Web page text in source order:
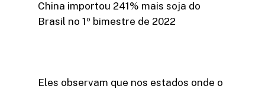
China importou 241% mais soja do
Brasil no 1º bimestre de 2022
Eles observam que nos estados onde o